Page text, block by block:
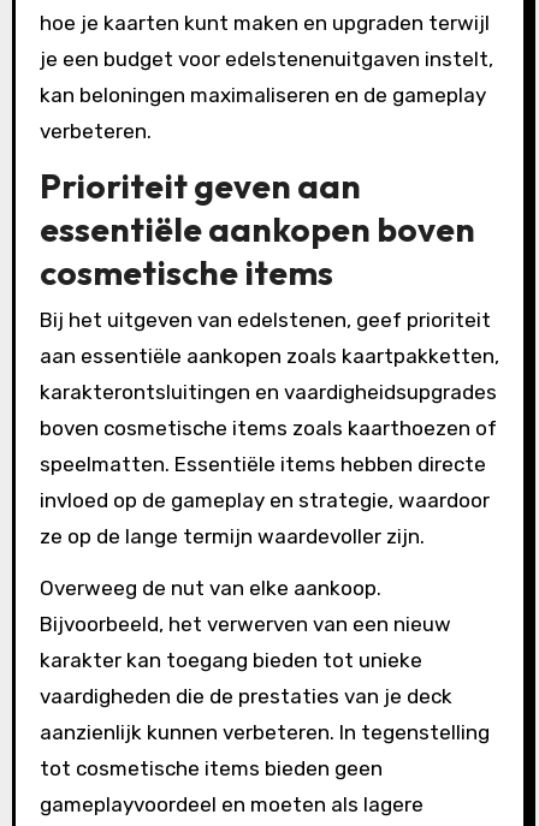
hoe je kaarten kunt maken en upgraden terwijl
je een budget voor edelstenenuitgaven instelt,
kan beloningen maximaliseren en de gameplay
verbeteren.
Prioriteit geven aan
essentiële aankopen boven
cosmetische items
Bij het uitgeven van edelstenen, geef prioriteit
aan essentiële aankopen zoals kaartpakketten,
karakterontsluitingen en vaardigheidsupgrades
boven cosmetische items zoals kaarthoezen of
speelmatten. Essentiële items hebben directe
invloed op de gameplay en strategie, waardoor
ze op de lange termijn waardevoller zijn.
Overweeg de nut van elke aankoop.
Bijvoorbeeld, het verwerven van een nieuw
karakter kan toegang bieden tot unieke
vaardigheden die de prestaties van je deck
aanzienlijk kunnen verbeteren. In tegenstelling
tot cosmetische items bieden geen
gameplayvoordeel en moeten als lagere